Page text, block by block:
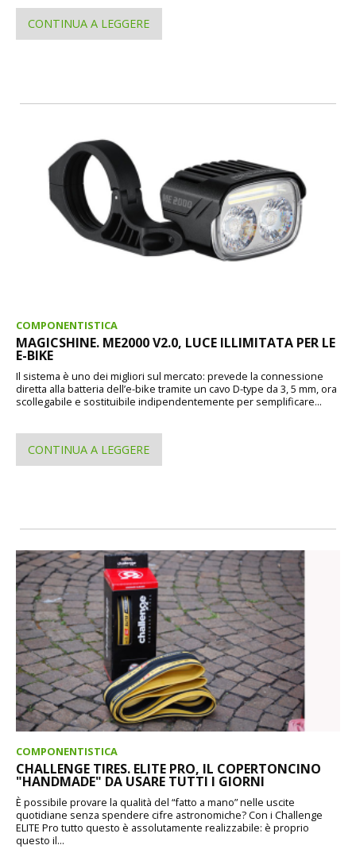
CONTINUA A LEGGERE
COMPONENTISTICA
MAGICSHINE. ME2000 V2.0, LUCE ILLIMITATA PER LE
E-BIKE
Il sistema è uno dei migliori sul mercato: prevede la connessione
diretta alla batteria dell’e-bike tramite un cavo D-type da 3, 5 mm, ora
scollegabile e sostituibile indipendentemente per semplificare...
CONTINUA A LEGGERE
COMPONENTISTICA
CHALLENGE TIRES. ELITE PRO, IL COPERTONCINO
"HANDMADE" DA USARE TUTTI I GIORNI
È possibile provare la qualità del “fatto a mano” nelle uscite
quotidiane senza spendere cifre astronomiche? Con i Challenge
ELITE Pro tutto questo è assolutamente realizzabile: è proprio
questo il...